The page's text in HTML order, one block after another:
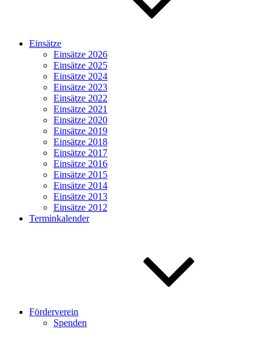
Einsätze
Einsätze 2026
Einsätze 2025
Einsätze 2024
Einsätze 2023
Einsätze 2022
Einsätze 2021
Einsätze 2020
Einsätze 2019
Einsätze 2018
Einsätze 2017
Einsätze 2016
Einsätze 2015
Einsätze 2014
Einsätze 2013
Einsätze 2012
Terminkalender
Förderverein
Spenden